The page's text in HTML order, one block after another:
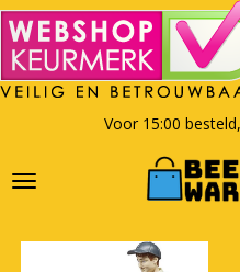
Ga
direct
naar
de
Voor 15:00